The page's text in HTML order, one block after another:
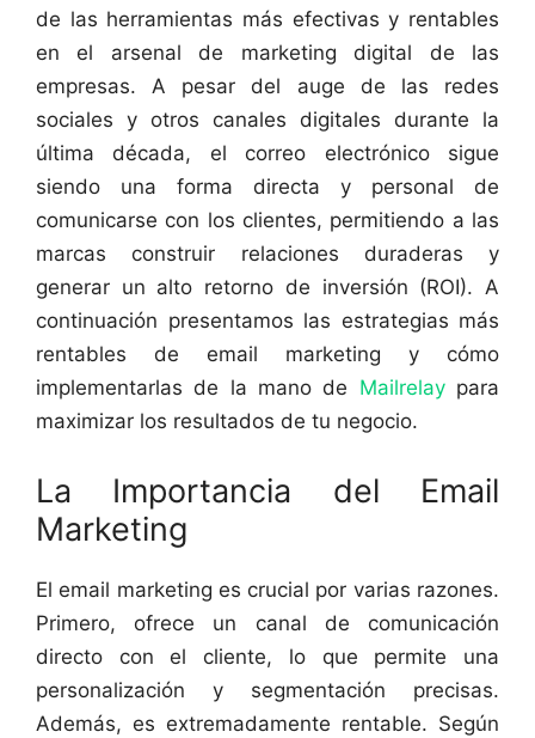
de las herramientas más efectivas y rentables
en el arsenal de marketing digital de las
empresas. A pesar del auge de las redes
sociales y otros canales digitales durante la
última década, el correo electrónico sigue
siendo una forma directa y personal de
comunicarse con los clientes, permitiendo a las
marcas construir relaciones duraderas y
generar un alto retorno de inversión (ROI). A
continuación presentamos las estrategias más
rentables de email marketing y cómo
implementarlas de la mano de Mailrelaypara
maximizar los resultados de tu negocio.
La Importancia del Email
Marketing
El email marketing es crucial por varias razones.
Primero, ofrece un canal de comunicación
directo con el cliente, lo que permite una
personalización y segmentación precisas.
Además, es extremadamente rentable. Según